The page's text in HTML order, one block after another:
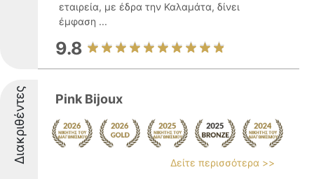
εταιρεία, με έδρα την Καλαμάτα, δίνει
έμφαση ...
9.8
Διακριθέντες Pink Bijoux
Δείτε περισσότερα >>